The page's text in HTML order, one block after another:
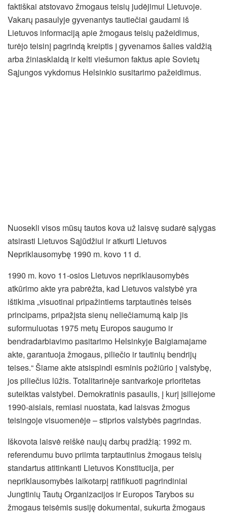
faktiškai atstovavo žmogaus teisių judėjimui Lietuvoje.
Vakarų pasaulyje gyvenantys tautiečiai gaudami iš
Lietuvos informaciją apie žmogaus teisių pažeidimus,
turėjo teisinį pagrindą kreiptis į gyvenamos šalies valdžią
arba žiniasklaidą ir kelti viešumon faktus apie Sovietų
Sąjungos vykdomus Helsinkio susitarimo pažeidimus.
Nuosekli visos mūsų tautos kova už laisvę sudarė sąlygas
atsirasti Lietuvos Sąjūdžiui ir atkurti Lietuvos
Nepriklausomybę 1990 m. kovo 11 d.
1990 m. kovo 11-osios Lietuvos nepriklausomybės
atkūrimo akte yra pabrėžta, kad Lietuvos valstybė yra
ištikima „visuotinai pripažintiems tarptautinės teisės
principams, pripažįsta sienų neliečiamumą kaip jis
suformuluotas 1975 metų Europos saugumo ir
bendradarbiavimo pasitarimo Helsinkyje Baigiamajame
akte, garantuoja žmogaus, piliečio ir tautinių bendrijų
teises.“ Šiame akte atsispindi esminis požiūrio į valstybę,
jos piliečius lūžis. Totalitarinėje santvarkoje prioritetas
suteiktas valstybei. Demokratinis pasaulis, į kurį įsiliejome
1990-aisiais, remiasi nuostata, kad laisvas žmogus
teisingoje visuomenėje – stiprios valstybės pagrindas.
Iškovota laisvė reiškė naujų darbų pradžią: 1992 m.
referendumu buvo priimta tarptautinius žmogaus teisių
standartus atitinkanti Lietuvos Konstitucija, per
nepriklausomybės laikotarpį ratifikuoti pagrindiniai
Jungtinių Tautų Organizacijos ir Europos Tarybos su
žmogaus teisėmis susiję dokumentai, sukurta žmogaus